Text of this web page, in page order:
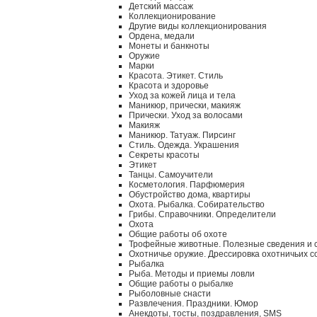
Детский массаж
Коллекционирование
Другие виды коллекционирования
Ордена, медали
Монеты и банкноты
Оружие
Марки
Красота. Этикет. Стиль
Красота и здоровье
Уход за кожей лица и тела
Маникюр, прически, макияж
Прически. Уход за волосами
Макияж
Маникюр. Татуаж. Пирсинг
Стиль. Одежда. Украшения
Секреты красоты
Этикет
Танцы. Самоучители
Косметология. Парфюмерия
Обустройство дома, квартиры
Охота. Рыбалка. Собирательство
Грибы. Справочники. Определители
Охота
Общие работы об охоте
Трофейные животные. Полезные сведения и
Охотничье оружие. Дрессировка охотничьих
Рыбалка
Рыба. Методы и приемы ловли
Общие работы о рыбалке
Рыболовные снасти
Развлечения. Праздники. Юмор
Анекдоты, тосты, поздравления, SMS